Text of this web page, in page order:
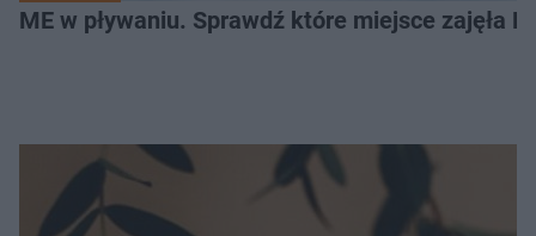
ME w pływaniu. Sprawdź które miejsce zajęła